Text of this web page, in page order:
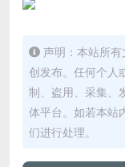
声明：本站所
创发布。任何个人
制、盗用、采集、
体平台。如若本站
们进行处理。